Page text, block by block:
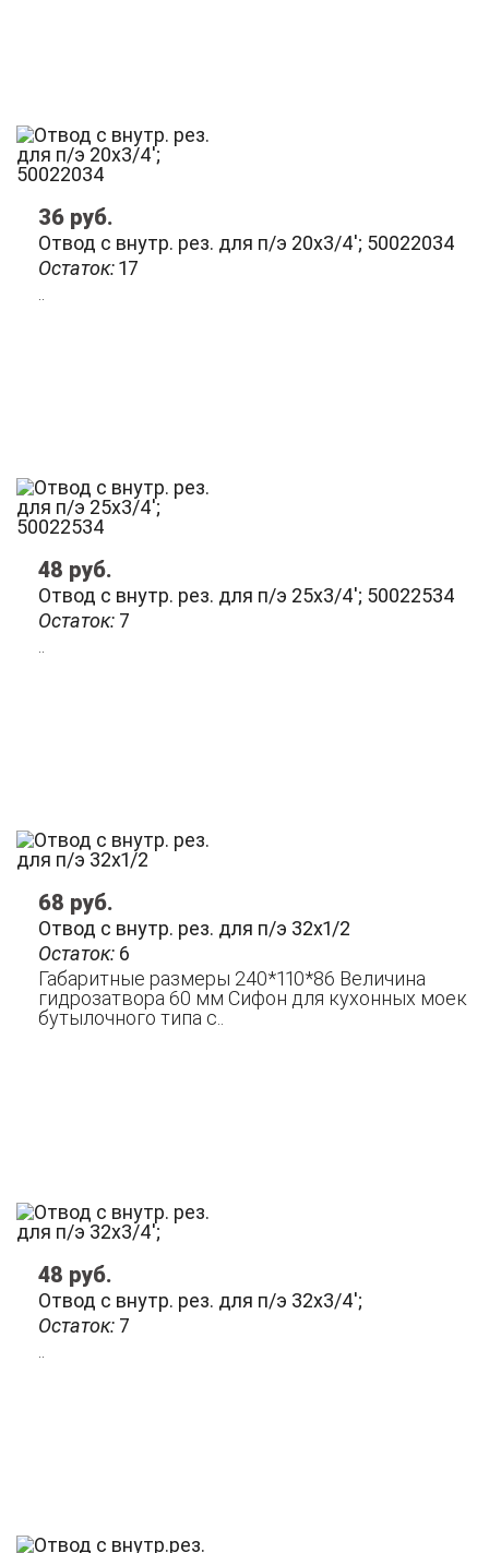
Остаток:17
Отвод с внутр. рез. для п/э 20х3/4'; 50022034
36 руб.
Остаток: 7
Отвод с внутр. рез. для п/э 25х3/4'; 50022534
48 руб.
Остаток: 6
Отвод с внутр. рез. для п/э 32х1/2
Габаритные размеры 240*110*86 Величина
гидрозатвора 60 мм Сифон для кухонных моек
бутылочного типа с..
68 руб.
Остаток: 7
Отвод с внутр. рез. для п/э 32х3/4';
48 руб.